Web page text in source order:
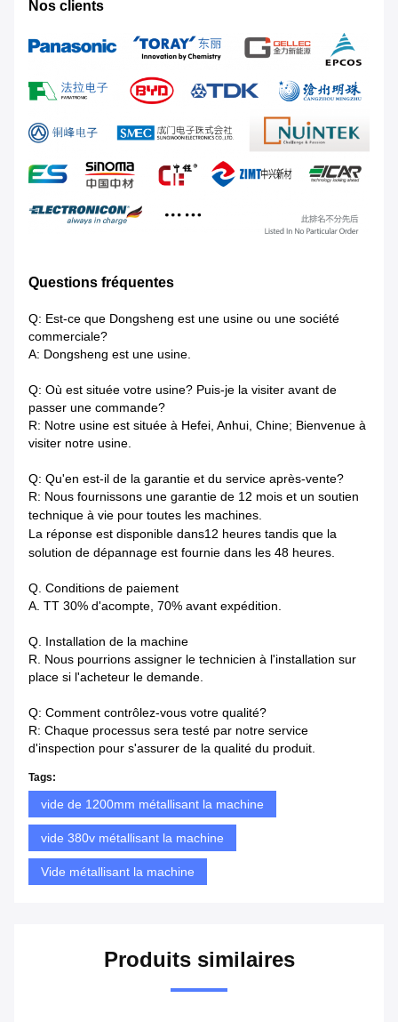
Nos clients
Questions fréquentes
Q: Est-ce que Dongsheng est une usine ou une société
commerciale?
A: Dongsheng est une usine.
Q: Où est située votre usine? Puis-je la visiter avant de
passer une commande?
R: Notre usine est située à Hefei, Anhui, Chine; Bienvenue à
visiter notre usine.
Q: Qu'en est-il de la garantie et du service après-vente?
R: Nous fournissons une garantie de 12 mois et un soutien
technique à vie pour toutes les machines.
La réponse est disponible dans12 heures tandis que la
solution de dépannage est fournie dans les 48 heures.
Q. Conditions de paiement
A. TT 30% d'acompte, 70% avant expédition.
Q. Installation de la machine
R. Nous pourrions assigner le technicien à l'installation sur
place si l'acheteur le demande.
Q: Comment contrôlez-vous votre qualité?
R: Chaque processus sera testé par notre service
d'inspection pour s'assurer de la qualité du produit.
Tags:
vide de 1200mm métallisant la machine
vide 380v métallisant la machine
Vide métallisant la machine
Produits similaires